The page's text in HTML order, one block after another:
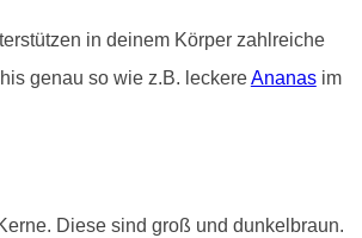
in deinem Körper zahlreiche
genau so wie z.B. leckereAnanasim
Diese sind groß und dunkelbraun.